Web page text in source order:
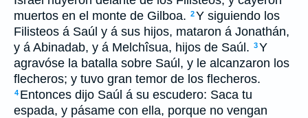
muertos en el monte de Gilboa. 2Y siguiendo los
Filisteos á Saúl y á sus hijos, mataron á Jonathán,
y á Abinadab, y á Melchîsua, hijos de Saúl. 3Y
agravóse la batalla sobre Saúl, y le alcanzaron los
flecheros; y tuvo gran temor de los flecheros.
4 Entonces dijo Saúl á su escudero: Saca tu
espada, y pásame con ella, porque no vengan